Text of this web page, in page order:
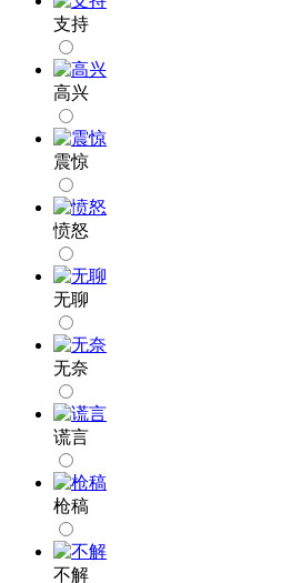
支持
高兴
震惊
愤怒
无聊
无奈
谎言
枪稿
不解